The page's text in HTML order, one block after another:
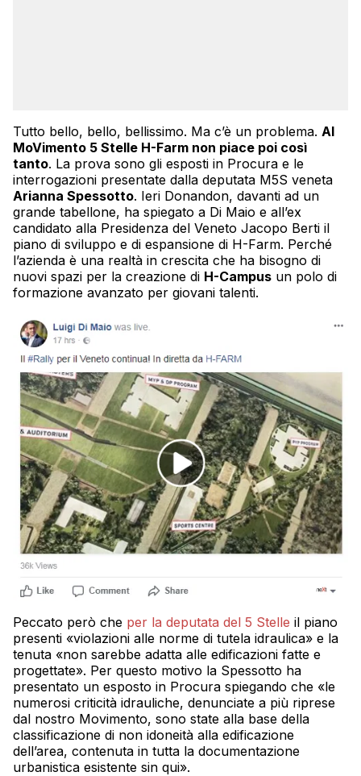
Tutto bello, bello, bellissimo. Ma c’è un problema. Al
MoVimento 5 Stelle H-Farm non piace poi così
tanto. La prova sono gli esposti in Procura e le
interrogazioni presentate dalla deputata M5S veneta
Arianna Spessotto. Ieri Donandon, davanti ad un
grande tabellone, ha spiegato a Di Maio e all’ex
candidato alla Presidenza del Veneto Jacopo Berti il
piano di sviluppo e di espansione di H-Farm. Perché
l’azienda è una realtà in crescita che ha bisogno di
nuovi spazi per la creazione di H-Campus un polo di
formazione avanzato per giovani talenti.
Peccato però che per la deputata del 5 Stelle il piano
presenti «violazioni alle norme di tutela idraulica» e la
tenuta «non sarebbe adatta alle edificazioni fatte e
progettate». Per questo motivo la Spessotto ha
presentato un esposto in Procura spiegando che «le
numerosi criticità idrauliche, denunciate a più riprese
dal nostro Movimento, sono state alla base della
classificazione di non idoneità alla edificazione
dell’area, contenuta in tutta la documentazione
urbanistica esistente sin qui».